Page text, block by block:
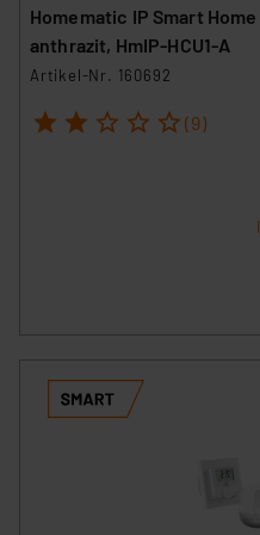
ablehnen oder ihr ganz
Link „Cookie
Die Rechtmäßigkeit der
Weiterverarbeitung
Analyse bis zum
unberührt. Ihre Browser-
führen, dass die
angezeigt wird.
„Einige Drittanbieter
Daten in den USA. Ihre
Cookies dieser
die Verarbeitung Ihrer
Homematic IP Smart
anthrazit, HmIP-HCU1-A
Artikel-Nr. 160692
1 2 3 4 5 (9)